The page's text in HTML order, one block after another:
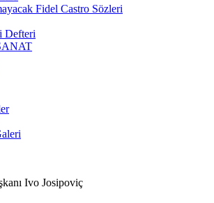
Fidel Castro Sözleri
Defteri
Ivo Josipoviç